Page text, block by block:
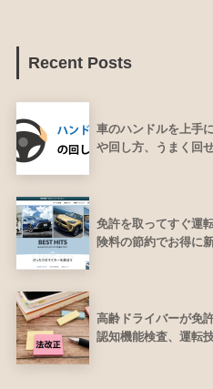
Recent Posts
車のハンドルを上手
や回し方、うまく回
免許を取ってすぐ運
険料の節約でお得に
高齢ドライバーが免
認知機能検査、運転